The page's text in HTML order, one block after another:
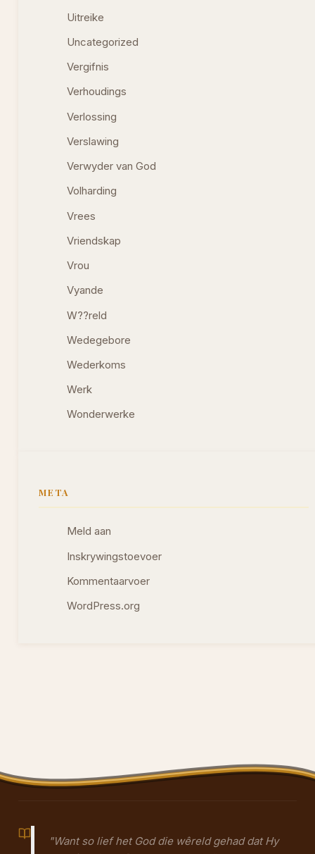
Uitreike
Uncategorized
Vergifnis
Verhoudings
Verlossing
Verslawing
Verwyder van God
Volharding
Vrees
Vriendskap
Vrou
Vyande
W??reld
Wedegebore
Wederkoms
Werk
Wonderwerke
META
Meld aan
Inskrywingstoevoer
Kommentaarvoer
WordPress.org
"Want so lief het God die wêreld gehad dat Hy